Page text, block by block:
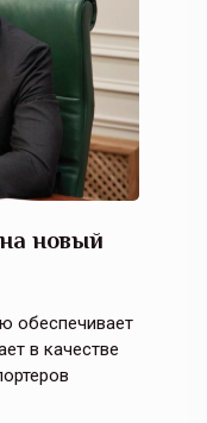
новый
обеспечивает
в качестве